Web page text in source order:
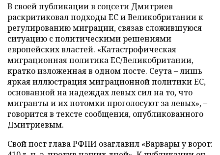
В своей публикации в соцсети Дмитриев
раскритиковал подходы ЕС и Великобритании к
регулированию миграции, связав сложившуюся
ситуацию с политическими решениями
европейских властей. «Катастрофическая
миграционная политика ЕС/Великобритании,
кратко изложенная в одном посте. Сеута – лишь
яркая иллюстрация миграционной политики ЕС,
основанной на надеждах левых сил на то, что
мигранты и их потомки проголосуют за левых», –
говорится в тексте сообщения, опубликованного
Дмитриевым.
Свой пост глава РФПИ озаглавил «Варвары у ворот: